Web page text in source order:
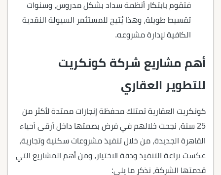
فتقوم بابتكار أنظمة سداد بشكل مدروس، وسنوات
تقسيط طويلة، وهذا يُتيح للمستثمر السيولة النقدية
الكافية لإدارة مشروعه.
أهم مشاريع شركة كونكريت
للتطوير العقاري
كونكريت العقارية تمتلك محفظة إنجازات ممتدة لأكثر من
25 سنة، نجحت خلالهم في فرض بصمتها داخل أرقى أحياء
القاهرة الجديدة، من خلال تنفيذ مشروعات سكنية وتجارية،
عكست براعة التنفيذ ودقة الاختيار، ومن أهم المشاريع التي
قدمتها الشركة، نذكر ما يلي: